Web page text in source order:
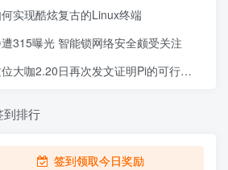
25s). Updates for this
15h 21min 2s). Updates for
15h 21min 32s). Updates
15h 20min 52s). Updates
实现酷炫复古的Linux终端
315曝光 智能锁网络安全颇受关注
大咖2.20日再次发文证明Pi的可行性！
到排行
签到领取今日奖励